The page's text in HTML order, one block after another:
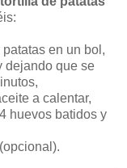
en un bol,
dejando que se
a calentar,
huevos batidos y